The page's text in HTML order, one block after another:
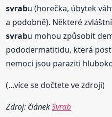
svrabu (horečka, úbytek
a podobně). Některé
svrabu mohou způsobit
pododermatitidu, která
nemoci jsou paraziti
(...více se dočtete ve zdroji)
Zdroj: článekSvrab